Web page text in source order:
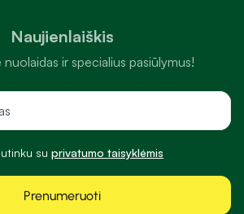
Naujienlaiškis
ir specialius pasiūlymus!
su privatumo taisyklėmis
Prenumeruoti